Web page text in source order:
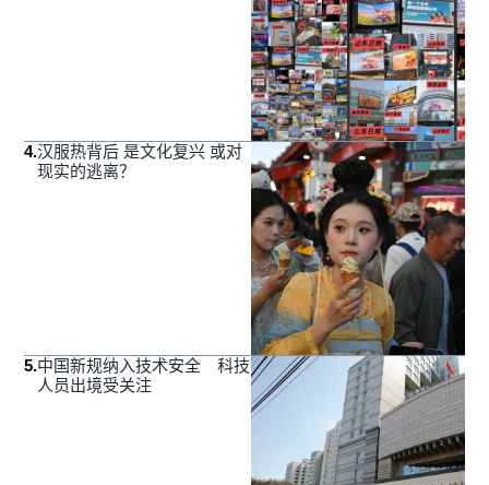
4.汉服热背后 是文化复兴 或对
现实的逃离？
5.中国新规纳入技术安全 科技
人员出境受关注